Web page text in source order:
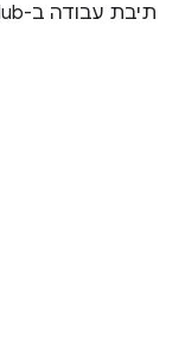
תיבת עבודה ב-Git